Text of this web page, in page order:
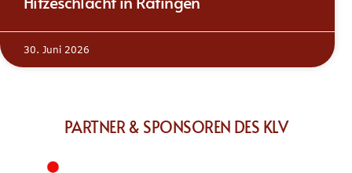
30. Juni 2026
PARTNER & SPONSOREN DES KLV